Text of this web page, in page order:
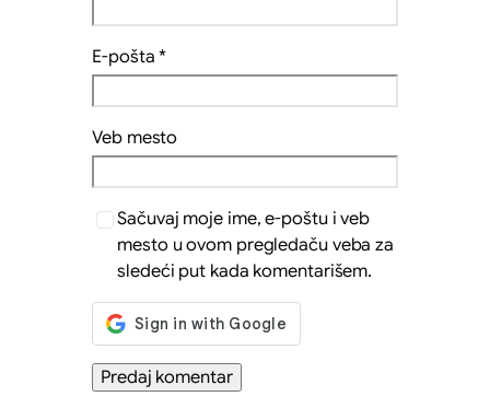
E-pošta*
Veb mesto
Sačuvaj moje ime, e-poštu i veb
mesto u ovom pregledaču veba za
sledeći put kada komentarišem.